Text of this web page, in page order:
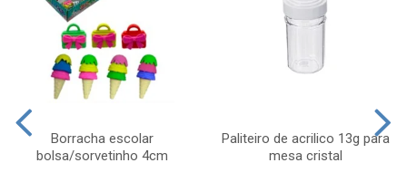
Borracha escolar
bolsa/sorvetinho 4cm
Paliteiro de acrilico 13g para
mesa cristal